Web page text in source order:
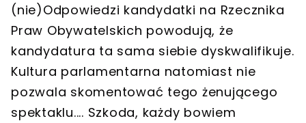
(nie)Odpowiedzi kandydatki na Rzecznika
Praw Obywatelskich powodują, że
kandydatura ta sama siebie dyskwalifikuje.
Kultura parlamentarna natomiast nie
pozwala skomentować tego żenującego
spektaklu.... Szkoda, każdy bowiem